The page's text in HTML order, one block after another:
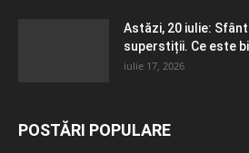
Astăzi, 20 iulie:
superstiții. Ce este
iulie 17, 2026
POSTĂRI POPULARE